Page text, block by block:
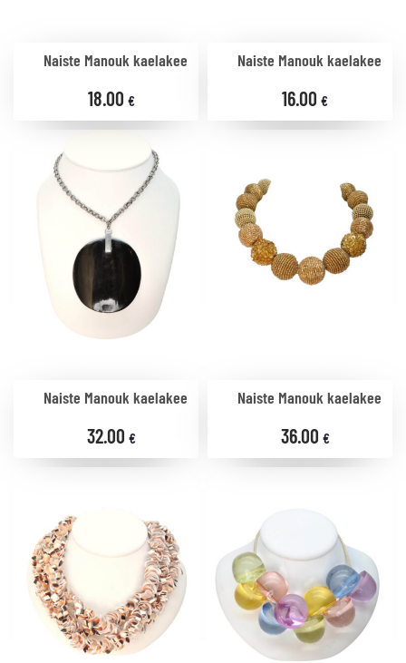
Naiste Manouk kaelakee
18.00 €
Naiste Manouk kaelakee
16.00 €
Naiste Manouk kaelakee
32.00 €
Naiste Manouk kaelakee
36.00 €